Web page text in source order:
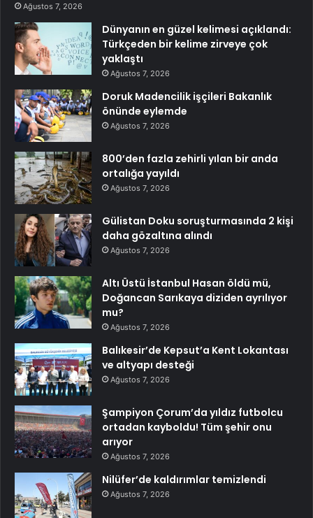
Ağustos 7, 2026
Dünyanın en güzel kelimesi açıklandı:
Türkçeden bir kelime zirveye çok
yaklaştı
Ağustos 7, 2026
Doruk Madencilik işçileri Bakanlık
önünde eylemde
Ağustos 7, 2026
800’den fazla zehirli yılan bir anda
ortalığa yayıldı
Ağustos 7, 2026
Gülistan Doku soruşturmasında 2 kişi
daha gözaltına alındı
Ağustos 7, 2026
Altı Üstü İstanbul Hasan öldü mü,
Doğancan Sarıkaya diziden ayrılıyor
mu?
Ağustos 7, 2026
Balıkesir’de Kepsut’a Kent Lokantası
ve altyapı desteği
Ağustos 7, 2026
Şampiyon Çorum’da yıldız futbolcu
ortadan kayboldu! Tüm şehir onu
arıyor
Ağustos 7, 2026
Nilüfer’de kaldırımlar temizlendi
Ağustos 7, 2026